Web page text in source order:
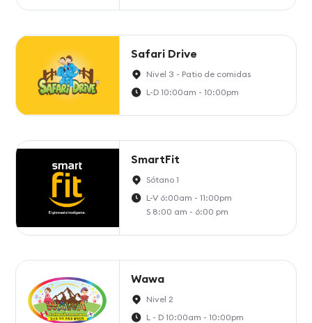
Safari Drive
Nivel 3 - Patio de comidas
L-D 10:00am - 10:00pm
SmartFit
Sótano 1
L-V 6:00am - 11:00pm
S 8:00 am - 6:00 pm
Wawa
Nivel 2
L - D 10:00am - 10:00pm